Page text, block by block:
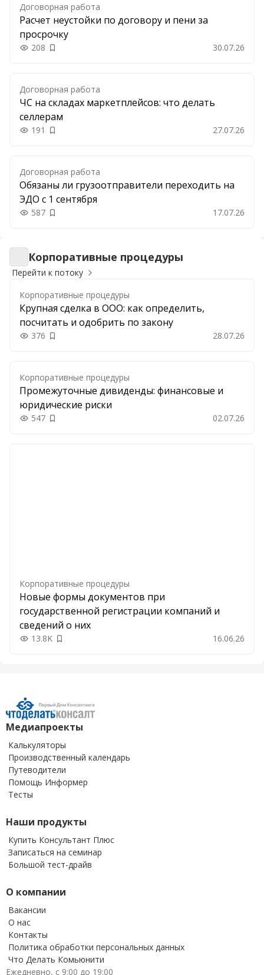
Договорная работа
Расчет неустойки по договору и пени за
просрочку
208 Добавить в закладки 30.07.26
Договорная работа
ЧС на складах маркетплейсов: что делать
селлерам
191 Добавить в закладки 27.07.26
Договорная работа
Обязаны ли грузоотправители переходить на
ЭДО с 1 сентября
587 Добавить в закладки 17.07.26
Корпоративные процедуры
Корпоративные процедуры
Перейти к потоку
Корпоративные процедуры
Крупная сделка в ООО: как определить,
посчитать и одобрить по закону
376 Добавить в закладки 28.07.26
Корпоративные процедуры
Промежуточные дивиденды: финансовые и
юридические риски
547 Добавить в закладки 02.07.26
Корпоративные процедуры
Новые формы документов при
государственной регистрации компаний и
сведений о них
13.8K Добавить в закладки 16.06.26
Медиапроекты
Калькуляторы
Производственный календарь
Путеводители
Помощь Информер
Тесты
Наши продукты
Купить Консультант Плюс
Записаться на семинар
Большой тест-драйв
О компании
Вакансии
О нас
Контакты
Политика обработки персональных данных
Что Делать Комьюнити
Ежедневно, с 9:00 до 19:00